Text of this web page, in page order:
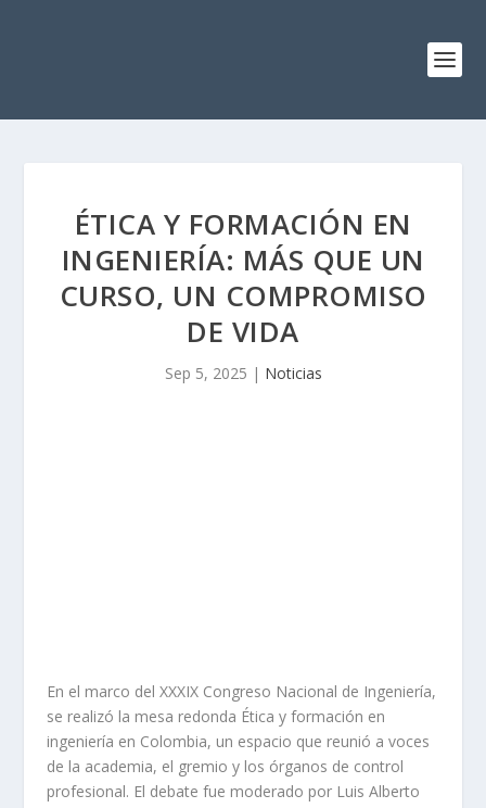
ÉTICA Y FORMACIÓN EN
INGENIERÍA: MÁS QUE UN
CURSO, UN COMPROMISO
DE VIDA
Sep 5, 2025 | Noticias
En el marco del XXXIX Congreso Nacional de Ingeniería,
se realizó la mesa redonda Ética y formación en
ingeniería en Colombia, un espacio que reunió a voces
de la academia, el gremio y los órganos de control
profesional. El debate fue moderado por Luis Alberto